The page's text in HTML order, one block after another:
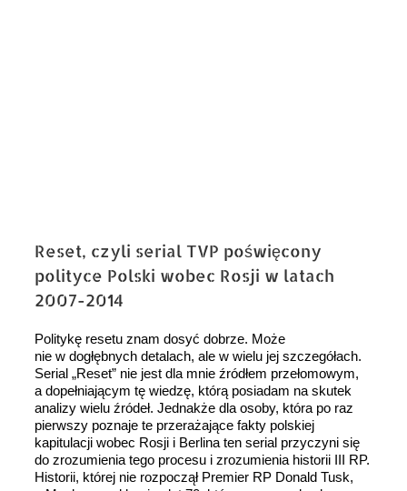
Reset, czyli serial TVP poświęcony
polityce Polski wobec Rosji w latach
2007-2014
Politykę resetu znam dosyć dobrze. Może
nie w dogłębnych detalach, ale w wielu jej szczegółach.
Serial „Reset” nie jest dla mnie źródłem przełomowym,
a dopełniającym tę wiedzę, którą posiadam na skutek
analizy wielu źródeł. Jednakże dla osoby, która po raz
pierwszy poznaje te przerażające fakty polskiej
kapitulacji wobec Rosji i Berlina ten serial przyczyni się
do zrozumienia tego procesu i zrozumienia historii III RP.
Historii, której nie rozpoczął Premier RP Donald Tusk,